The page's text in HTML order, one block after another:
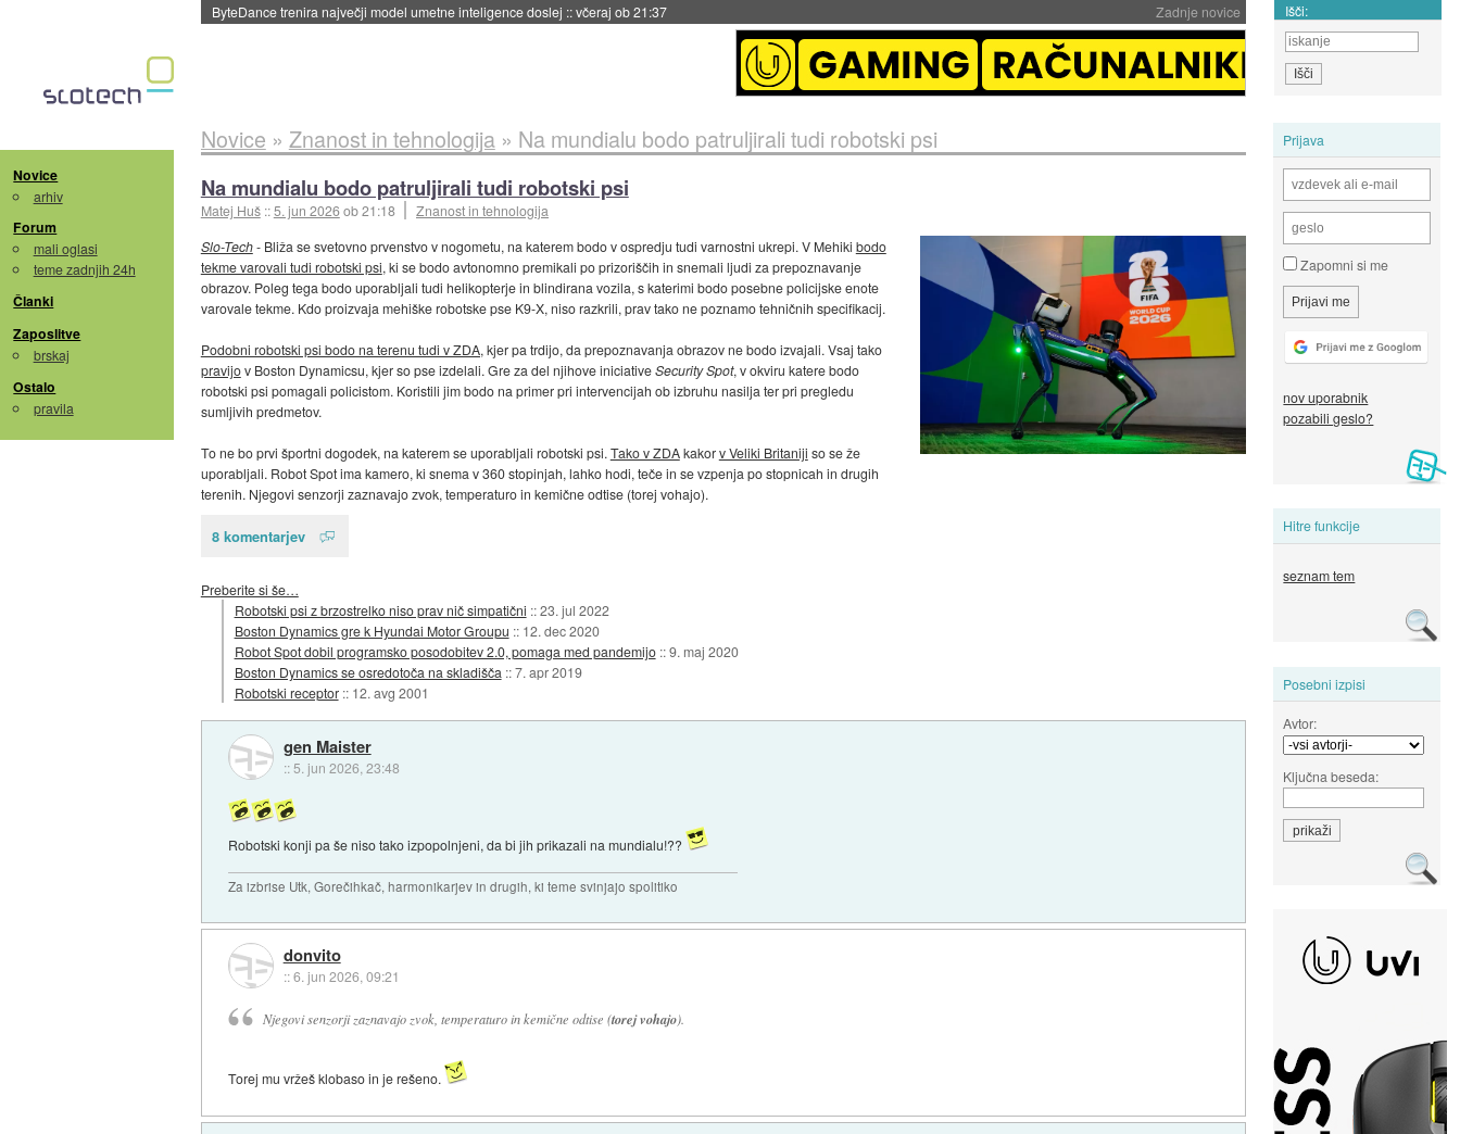
Zadnje novice
ByteDance trenira največji model umetne inteligence doslej ::včeraj ob 21:37 Išči:
Novice
arhiv
Forum
mali oglasi
teme zadnjih 24h
Članki
Zaposlitve
brskaj
Ostalo
pravila
Prijava
Zapomni si me
nov uporabnik
pozabili geslo?
Hitre funkcije
seznam tem
Posebni izpisi
Avtor:
Ključna beseda:
Novice » Znanost in tehnologija» Na mundialu bodo patruljirali tudi robotski psi
Na mundialu bodo patruljirali tudi robotski psi
Matej Huš ::5. jun 2026ob 21:18
Znanost in tehnologija
Slo-Tech- Bliža se svetovno prvenstvo v nogometu, na katerem bodo v ospredju tudi varnostni ukrepi. V Mehiki bodo
tekme varovali tudi robotski psi, ki se bodo avtonomno premikali po prizoriščih in snemali ljudi za prepoznavanje
obrazov. Poleg tega bodo uporabljali tudi helikopterje in blindirana vozila, s katerimi bodo posebne policijske enote
varovale tekme. Kdo proizvaja mehiške robotske pse K9-X, niso razkrili, prav tako ne poznamo tehničnih specifikacij.
Podobni robotski psi bodo na terenu tudi v ZDA, kjer pa trdijo, da prepoznavanja obrazov ne bodo izvajali. Vsaj tako
pravijov Boston Dynamicsu, kjer so pse izdelali. Gre za del njihove iniciativeSecurity Spot, v okviru katere bodo
robotski psi pomagali policistom. Koristili jim bodo na primer pri intervencijah ob izbruhu nasilja ter pri pregledu
sumljivih predmetov.
To ne bo prvi športni dogodek, na katerem se uporabljali robotski psi. Tako v ZDAkakorv Veliki Britaniji so se že
uporabljali. Robot Spot ima kamero, ki snema v 360 stopinjah, lahko hodi, teče in se vzpenja po stopnicah in drugih
terenih. Njegovi senzorji zaznavajo zvok, temperaturo in kemične odtise (torej vohajo).
8 komentarjev
Preberite si še…
Robotski psi z brzostrelko niso prav nič simpatični ::23. jul 2022
Boston Dynamics gre k Hyundai Motor Groupu :: 12. dec 2020
Robot Spot dobil programsko posodobitev 2.0, pomaga med pandemijo ::9. maj 2020
Boston Dynamics se osredotoča na skladišča ::7. apr 2019
Robotski receptor :: 12. avg 2001
gen Maister
:: 5. jun 2026, 23:48
Robotski konji pa še niso tako izpopolnjeni, da bi jih prikazali na mundialu!??
Za izbrise Utk, Gorečihkač, harmonikarjev in drugih, ki teme svinjajo spolitiko
donvito
::6. jun 2026, 09:21
Njegovi senzorji zaznavajo zvok, temperaturo in kemične odtise (torej vohajo).
Torej mu vržeš klobaso in je rešeno.